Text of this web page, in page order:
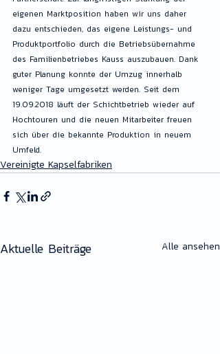
eigenen Marktposition haben wir uns daher
dazu entschieden, das eigene Leistungs- und
Produktportfolio durch die Betriebsübernahme
des Familienbetriebes Kauss auszubauen. Dank
guter Planung konnte der Umzug innerhalb
weniger Tage umgesetzt werden. Seit dem
19.09.2018 läuft der Schichtbetrieb wieder auf
Hochtouren und die neuen Mitarbeiter freuen
sich über die bekannte Produktion in neuem
Umfeld.
Vereinigte Kapselfabriken
Aktuelle Beiträge Alle ansehen